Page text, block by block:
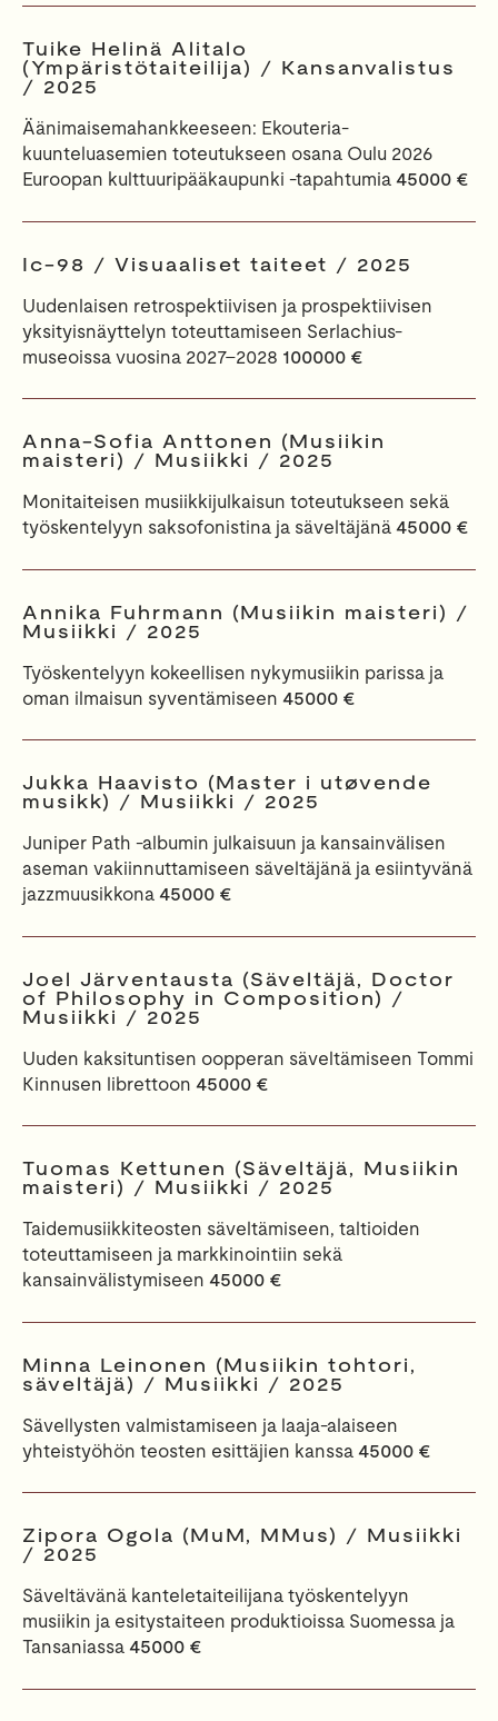
Tuike Helinä Alitalo
(Ympäristötaiteilija) / Kansanvalistus
/ 2025
Äänimaisemahankkeeseen: Ekouteria-
kuunteluasemien toteutukseen osana Oulu 2026
Euroopan kulttuuripääkaupunki -tapahtumia 45000 €
Ic-98 / Visuaaliset taiteet / 2025
Uudenlaisen retrospektiivisen ja prospektiivisen
yksityisnäyttelyn toteuttamiseen Serlachius-
museoissa vuosina 2027–2028 100000 €
Anna-Sofia Anttonen (Musiikin
maisteri) / Musiikki / 2025
Monitaiteisen musiikkijulkaisun toteutukseen sekä
työskentelyyn saksofonistina ja säveltäjänä 45000 €
Annika Fuhrmann (Musiikin maisteri) /
Musiikki / 2025
Työskentelyyn kokeellisen nykymusiikin parissa ja
oman ilmaisun syventämiseen 45000 €
Jukka Haavisto (Master i utøvende
musikk) / Musiikki / 2025
Juniper Path -albumin julkaisuun ja kansainvälisen
aseman vakiinnuttamiseen säveltäjänä ja esiintyvänä
jazzmuusikkona 45000 €
Joel Järventausta (Säveltäjä, Doctor
of Philosophy in Composition) /
Musiikki / 2025
Uuden kaksituntisen oopperan säveltämiseen Tommi
Kinnusen librettoon 45000 €
Tuomas Kettunen (Säveltäjä, Musiikin
maisteri) / Musiikki / 2025
Taidemusiikkiteosten säveltämiseen, taltioiden
toteuttamiseen ja markkinointiin sekä
kansainvälistymiseen 45000 €
Minna Leinonen (Musiikin tohtori,
säveltäjä) / Musiikki / 2025
Sävellysten valmistamiseen ja laaja-alaiseen
yhteistyöhön teosten esittäjien kanssa 45000 €
Zipora Ogola (MuM, MMus) / Musiikki
/ 2025
Säveltävänä kanteletaiteilijana työskentelyyn
musiikin ja esitystaiteen produktioissa Suomessa ja
Tansaniassa 45000 €